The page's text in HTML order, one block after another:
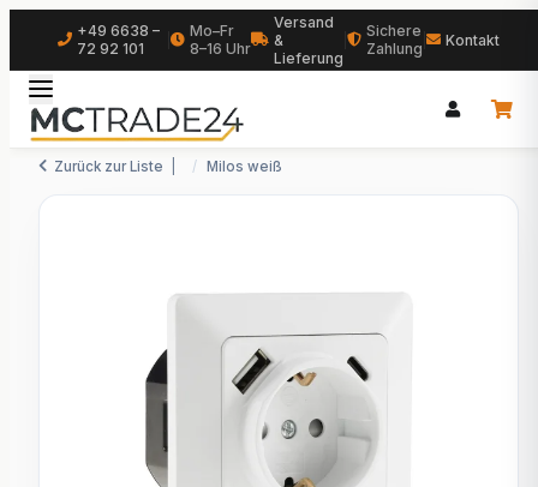
+49 6638 –
72 92 101
Mo–Fr
8–16 Uhr
Versand
&
Lieferung
Sichere
Zahlung
Kontakt
Zurück zur Liste Milos weiß